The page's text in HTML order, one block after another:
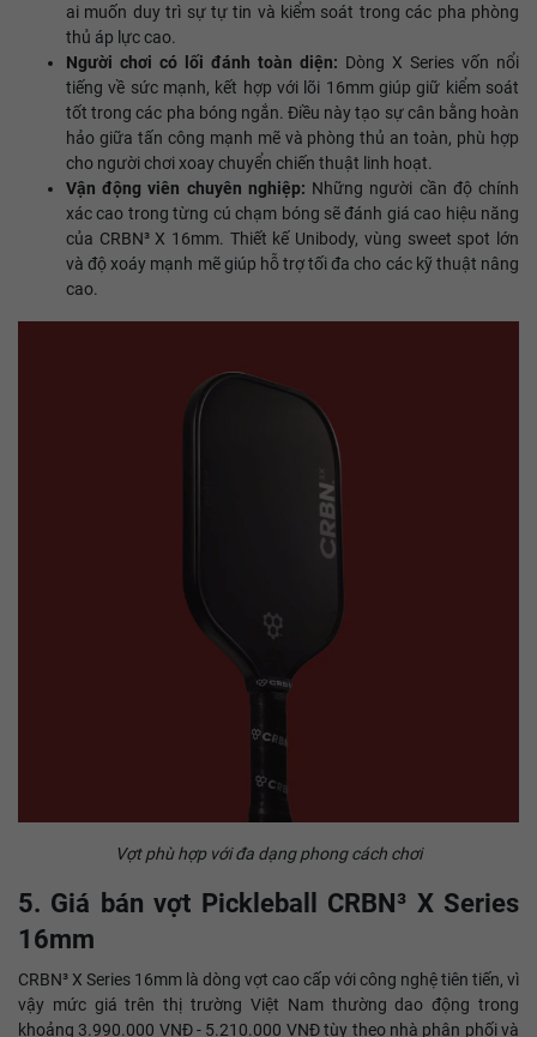
ai muốn duy trì sự tự tin và kiểm soát trong các pha phòng
thủ áp lực cao.
Người chơi có lối đánh toàn diện: Dòng X Series vốn nổi
tiếng về sức mạnh, kết hợp với lõi 16mm giúp giữ kiểm soát
tốt trong các pha bóng ngắn. Điều này tạo sự cân bằng hoàn
hảo giữa tấn công mạnh mẽ và phòng thủ an toàn, phù hợp
cho người chơi xoay chuyển chiến thuật linh hoạt.
Vận động viên chuyên nghiệp: Những người cần độ chính
xác cao trong từng cú chạm bóng sẽ đánh giá cao hiệu năng
của CRBN³ X 16mm. Thiết kế Unibody, vùng sweet spot lớn
và độ xoáy mạnh mẽ giúp hỗ trợ tối đa cho các kỹ thuật nâng
cao.
Vợt phù hợp với đa dạng phong cách chơi
5. Giá bán vợt Pickleball CRBN³ X Series
16mm
CRBN³ X Series 16mm là dòng vợt cao cấp với công nghệ tiên tiến, vì
vậy mức giá trên thị trường Việt Nam thường dao động trong
khoảng 3.990.000 VNĐ - 5.210.000 VNĐ tùy theo nhà phân phối và